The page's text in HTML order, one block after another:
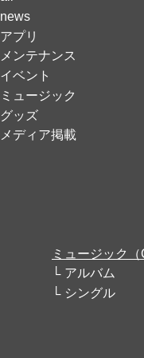
news
アプリ
メンテナンス
イベント
ミュージック
グッズ
メディア掲載
ミュージック
アルバム
シングル